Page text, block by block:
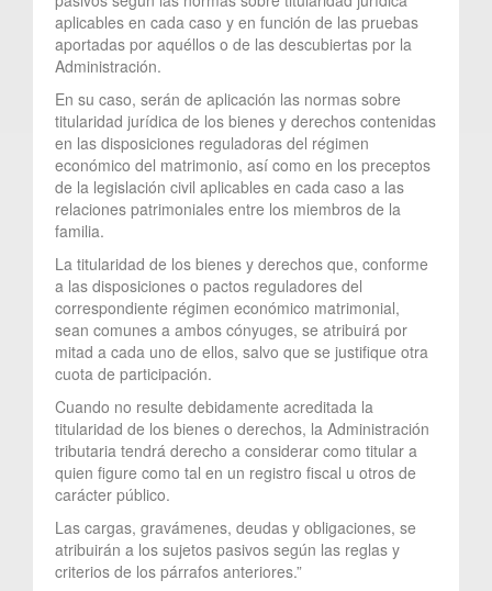
aplicables en cada caso y en función de las pruebas
aportadas por aquéllos o de las descubiertas por la
Administración.
En su caso, serán de aplicación las normas sobre
titularidad jurídica de los bienes y derechos contenidas
en las disposiciones reguladoras del régimen
económico del matrimonio, así como en los preceptos
de la legislación civil aplicables en cada caso a las
relaciones patrimoniales entre los miembros de la
familia.
La titularidad de los bienes y derechos que, conforme
a las disposiciones o pactos reguladores del
correspondiente régimen económico matrimonial,
sean comunes a ambos cónyuges, se atribuirá por
mitad a cada uno de ellos, salvo que se justifique otra
cuota de participación.
Cuando no resulte debidamente acreditada la
titularidad de los bienes o derechos, la Administración
tributaria tendrá derecho a considerar como titular a
quien figure como tal en un registro fiscal u otros de
carácter público.
Las cargas, gravámenes, deudas y obligaciones, se
atribuirán a los sujetos pasivos según las reglas y
criterios de los párrafos anteriores.”